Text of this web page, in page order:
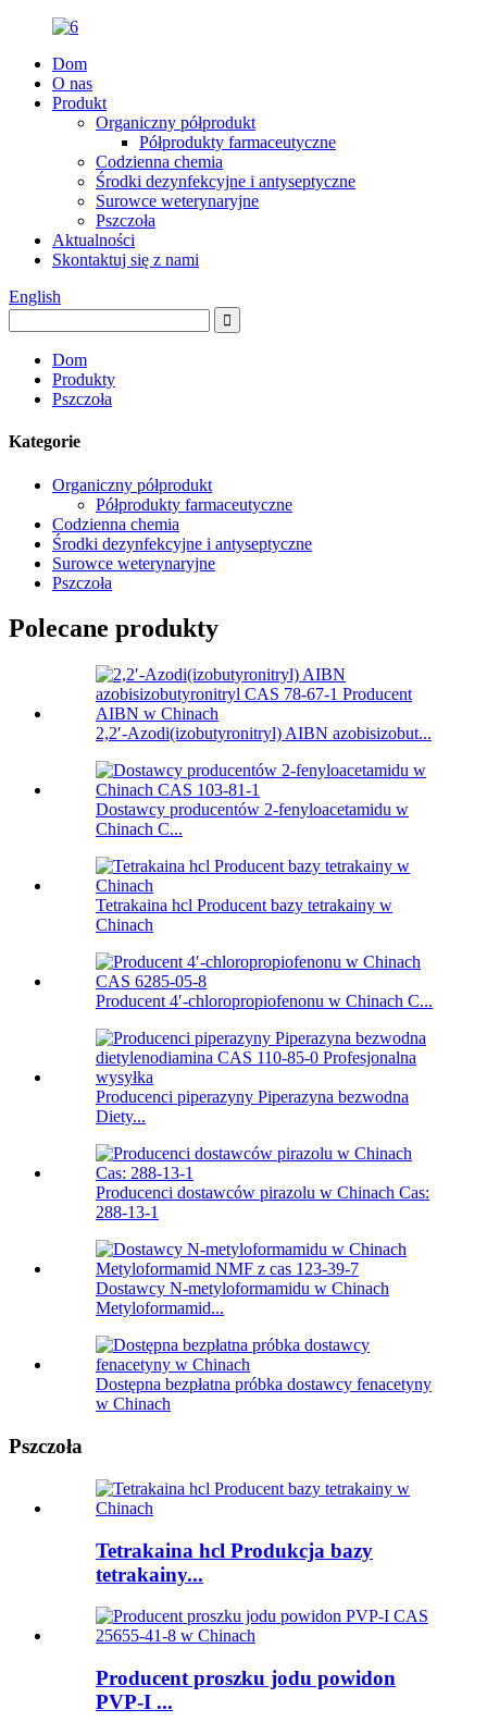
Dom
O nas
Produkt
Organiczny półprodukt
Półprodukty farmaceutyczne
Codzienna chemia
Środki dezynfekcyjne i antyseptyczne
Surowce weterynaryjne
Pszczoła
Aktualności
Skontaktuj się z nami
English
Dom
Produkty
Pszczoła
Kategorie
Organiczny półprodukt
Półprodukty farmaceutyczne
Codzienna chemia
Środki dezynfekcyjne i antyseptyczne
Surowce weterynaryjne
Pszczoła
Polecane produkty
2,2′-Azodi(izobutyronitryl) AIBN azobisizobut...
Dostawcy producentów 2-fenyloacetamidu w
Chinach C...
Tetrakaina hcl Producent bazy tetrakainy w
Chinach
Producent 4′-chloropropiofenonu w Chinach C...
Producenci piperazyny Piperazyna bezwodna
Diety...
Producenci dostawców pirazolu w Chinach Cas:
288-13-1
Dostawcy N-metyloformamidu w Chinach
Metyloformamid...
Dostępna bezpłatna próbka dostawcy fenacetyny
w Chinach
Pszczoła
Tetrakaina hcl Produkcja bazy
tetrakainy...
Producent proszku jodu powidon
PVP-I ...